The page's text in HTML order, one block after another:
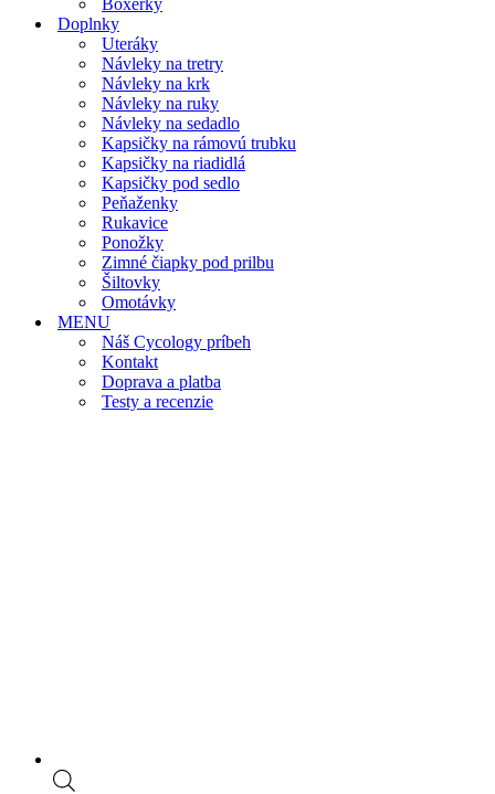
Boxerky
Doplnky
Uteráky
Návleky na tretry
Návleky na krk
Návleky na ruky
Návleky na sedadlo
Kapsičky na rámovú trubku
Kapsičky na riadidlá
Kapsičky pod sedlo
Peňaženky
Rukavice
Ponožky
Zimné čiapky pod prilbu
Šiltovky
Omotávky
MENU
Náš Cycology príbeh
Kontakt
Doprava a platba
Testy a recenzie